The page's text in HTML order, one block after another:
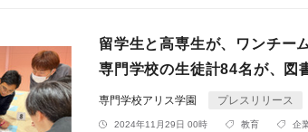
留学生と高専生が、ワンチー
専門学校の生徒計84名が、図
専門学校アリス学園 プレスリリース
2024年11月29日 00時 教育 企